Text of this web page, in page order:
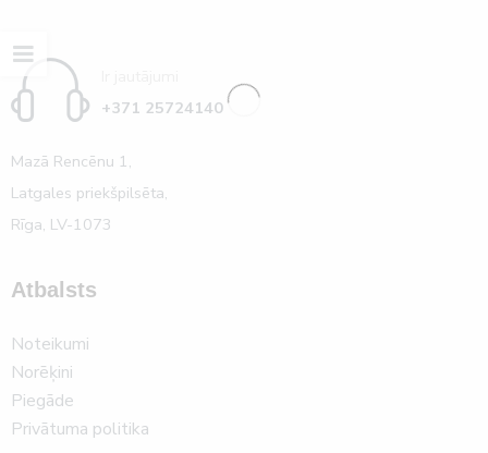
+371 25724140
Mazā Rencēnu 1,
Latgales priekšpilsēta,
Rīga, LV-1073
Atbalsts
Noteikumi
Norēķini
Piegāde
Privātuma politika